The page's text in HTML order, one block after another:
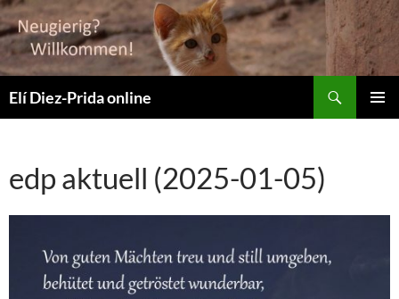
Elí Diez-Prida online
edp aktuell (2025-01-05)